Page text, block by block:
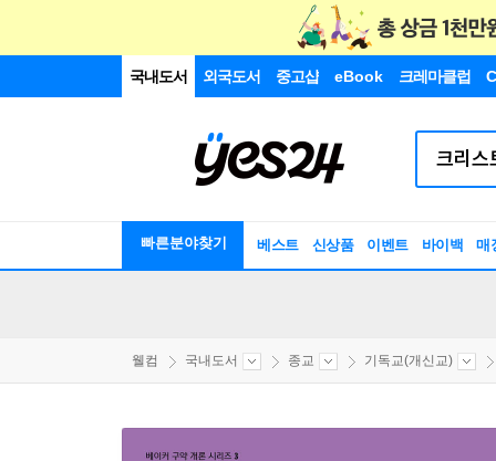
국내도서 외국도서 중고샵 eBook 크레마클럽
빠른분야찾기 베스트 신상품 이벤트 바이백 매
웰컴 국내도서 종교 기독교(개신교)